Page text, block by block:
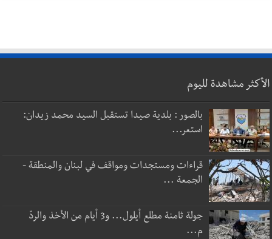
الأكثر مشاهدة لليوم
بالصور : بلدية صيدا تستقبل السيد محمد زيدان:
استعر...
قراءات ومستجدات ومواقف في لبنان والمنطقة -
الجمعة ...
جولة ثامنة مطلع أيلول... و3 أيام من الأخذ والردّ
م...